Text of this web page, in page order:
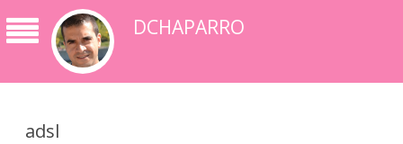
DCHAPARRO
adsl